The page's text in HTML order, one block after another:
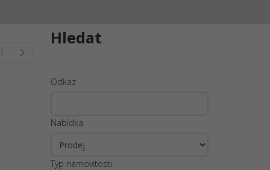
Hledat
Odkaz
Nabídka
Typ nemovitosti